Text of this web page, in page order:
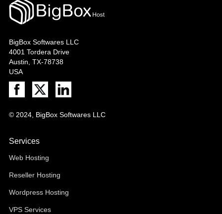
BigBox Softwares LLC
4001 Tordera Drive
Austin, TX-78738
USA
© 2024, BigBox Softwares LLC
Services
Web Hosting
Reseller Hosting
Wordpress Hosting
VPS Services